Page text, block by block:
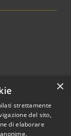
×
strettamente
del sito,
di elaborare